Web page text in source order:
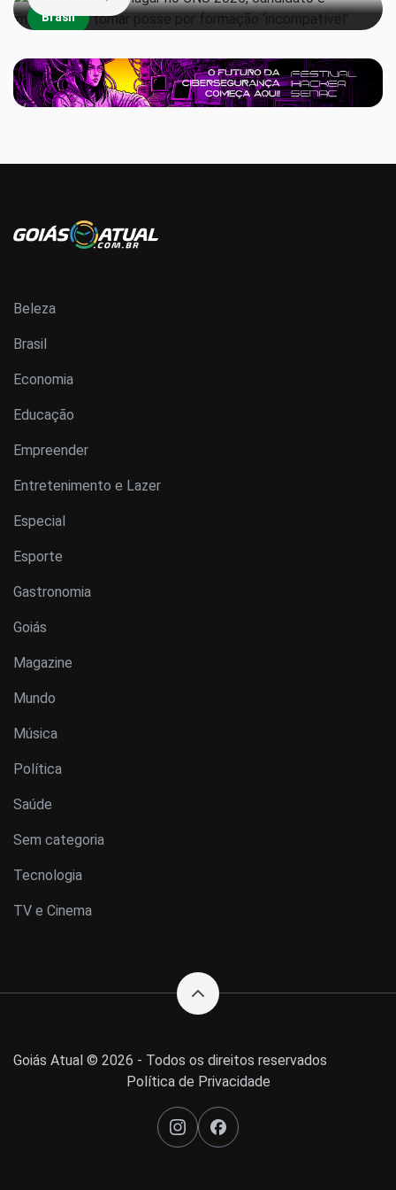
Brasil
Beleza
Brasil
Economia
Educação
Empreender
Entretenimento e Lazer
Especial
Esporte
Gastronomia
Goiás
Magazine
Mundo
Música
Política
Saúde
Sem categoria
Tecnologia
TV e Cinema
Goiás Atual © 2026 - Todos os direitos reservados
Política de Privacidade